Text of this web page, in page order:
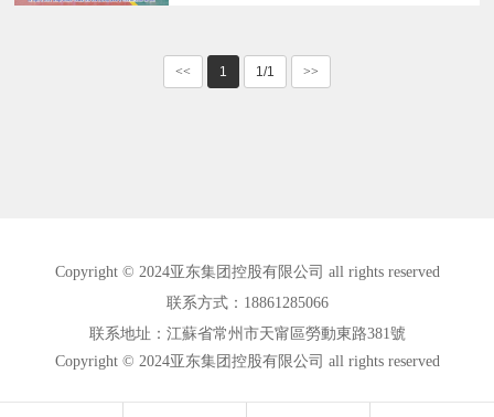
<< 1 1/1 >>
Copyright © 2024亚东集团控股有限公司 all rights reserved
联系方式：18861285066
联系地址：江蘇省常州市天甯區勞動東路381號
Copyright © 2024亚东集团控股有限公司 all rights reserved